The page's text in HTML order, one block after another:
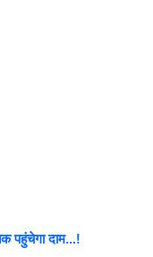
पहुंचेगा दाम…!